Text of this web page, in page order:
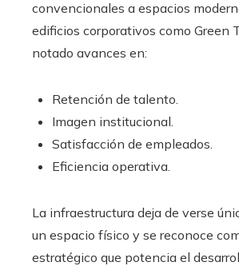
convencionales a espacios
edificios corporativos como Green
notado avances en:
Retención de talento.
Imagen institucional.
Satisfacción de empleados.
Eficiencia operativa.
La infraestructura deja de verse
un espacio físico y se reconoce
estratégico que potencia el